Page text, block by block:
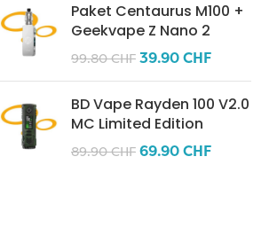
Paket Centaurus M100 +
Geekvape Z Nano 2
99.80CHF 39.90CHF
BD Vape Rayden 100 V2.0
MC Limited Edition
89.90CHF 69.90CHF